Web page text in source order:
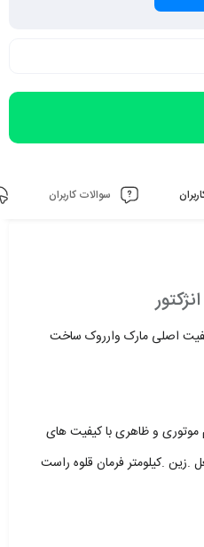
سوالات کاربران
150 انژکتور با کیفیت اصلی مارک وارروک ساخت
موتوری و ظاهری با کیفیت های
.کیلومتر فرمان قلوه راست